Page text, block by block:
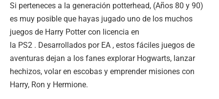
Si perteneces a la generación potterhead, (Años 80 y 90)
es muy posible que hayas jugado uno de los muchos
juegos de Harry Potter con licencia en
la PS2 . Desarrollados por EA , estos fáciles juegos de
aventuras dejan a los fanes explorar Hogwarts, lanzar
hechizos, volar en escobas y emprender misiones con
Harry, Ron y Hermione.